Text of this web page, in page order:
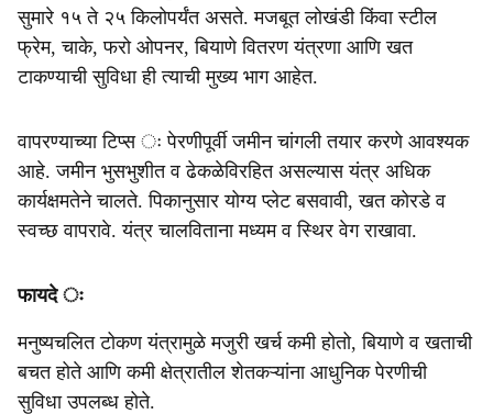
सुमारे १५ ते २५ किलोपर्यंत असते. मजबूत लोखंडी किंवा स्टील
फ्रेम, चाके, फरो ओपनर, बियाणे वितरण यंत्रणा आणि खत
टाकण्याची सुविधा ही त्याची मुख्य भाग आहेत.
वापरण्याच्या टिप्स ः पेरणीपूर्वी जमीन चांगली तयार करणे आवश्यक
आहे. जमीन भुसभुशीत व ढेकळेविरहित असल्यास यंत्र अधिक
कार्यक्षमतेने चालते. पिकानुसार योग्य प्लेट बसवावी, खत कोरडे व
स्वच्छ वापरावे. यंत्र चालविताना मध्यम व स्थिर वेग राखावा.
फायदे ः
मनुष्यचलित टोकण यंत्रामुळे मजुरी खर्च कमी होतो, बियाणे व खताची
बचत होते आणि कमी क्षेत्रातील शेतकऱ्यांना आधुनिक पेरणीची
सुविधा उपलब्ध होते.